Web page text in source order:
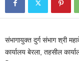
संभागायुक्त दुर्ग संभाग श्री
कार्यालय बेरला, तहसील